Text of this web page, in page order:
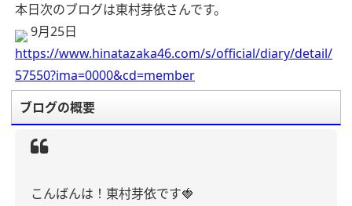
本日次のブログは東村芽依さんです。
9月25日
https://www.hinatazaka46.com/s/official/diary/detail/
57550?ima=0000&cd=member
ブログの概要
こんばんは！東村芽依です🍓